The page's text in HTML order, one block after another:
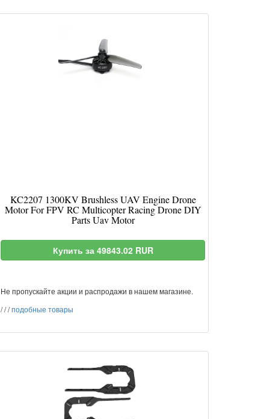
KC2207 1300KV Brushless UAV Engine Drone
Motor For FPV RC Multicopter Racing Drone DIY
Parts Uav Motor
Купить за 49843.02 RUR
Не пропускайте акции и распродажи в нашем магазине.
///подобные товары